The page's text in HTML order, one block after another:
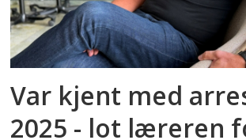
Var kjent med
2025 - lot læreren